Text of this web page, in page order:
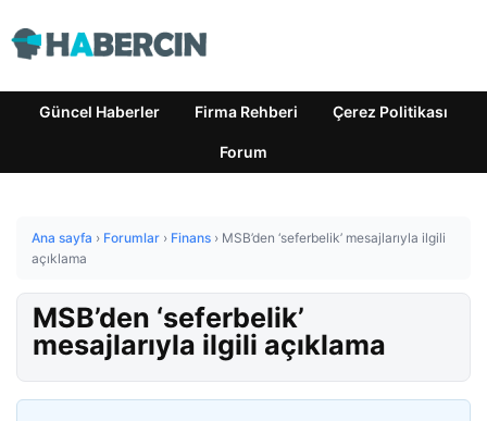
Güncel Haberler Firma Rehberi Çerez Politikası
Forum
Ana sayfa › Forumlar › Finans › MSB’den ‘seferbelik’ mesajlarıyla ilgili
açıklama
MSB’den ‘seferbelik’
mesajlarıyla ilgili açıklama